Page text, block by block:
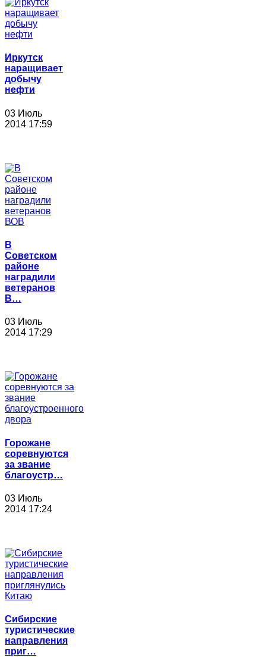
Иркутск
наращивает
добычу
нефти
03 Июль
2014 17:59
В
Советском
районе
наградили
ветеранов
В…
03 Июль
2014 17:29
Горожане
соревнуются
за звание
благоустр…
03 Июль
2014 17:24
Сибирские
туристические
направления
приг…